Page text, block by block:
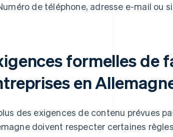
de téléphone, adresse e-mail ou
formelles de
en
des exigences de contenu prévues
doivent respecter certaines